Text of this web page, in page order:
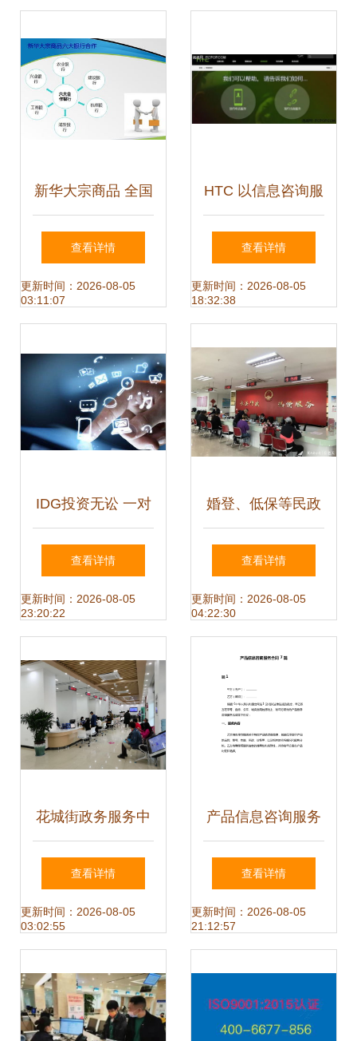
新华大宗商品 全国
免费开户，一站式
供求信息与咨询服
查看详情
更新时间：2026-08-05
03:11:07
HTC 以信息咨询服
务引领移动互联网
时代的售后服务变
查看详情
更新时间：2026-08-05
18:32:38
IDG投资无讼 一对
一专家咨询，能否
成为互联网法律服
查看详情
更新时间：2026-08-05
23:20:22
婚登、低保等民政
服务实现跨区通
办，详情请来电咨
查看详情
更新时间：2026-08-05
04:22:30
花城街政务服务中
心新址开放，母婴
室与残疾人通道全
查看详情
更新时间：2026-08-05
03:02:55
产品信息咨询服务
合同解析与应用
查看详情
更新时间：2026-08-05
21:12:57